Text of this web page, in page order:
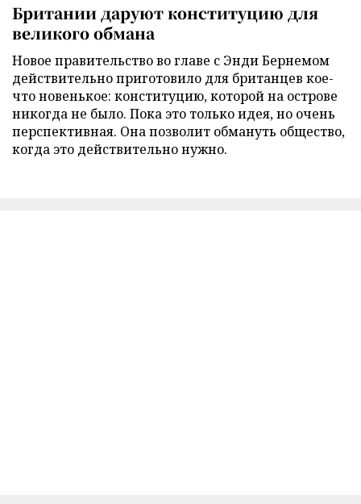
Британии даруют конституцию для
великого обмана
Новое правительство во главе с Энди Бернемом
действительно приготовило для британцев кое-
что новенькое: конституцию, которой на острове
никогда не было. Пока это только идея, но очень
перспективная. Она позволит обмануть общество,
когда это действительно нужно.